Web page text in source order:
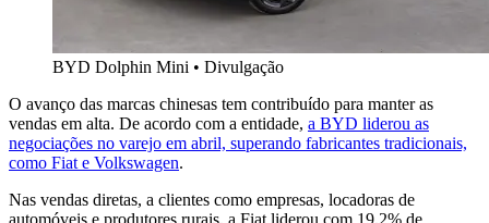
BYD Dolphin Mini • Divulgação
O avanço das marcas chinesas tem contribuído para manter as
vendas em alta. De acordo com a entidade, a BYD liderou as
negociações no varejo em abril, superando fabricantes tradicionais,
como Fiat e Volkswagen.
Nas vendas diretas, a clientes como empresas, locadoras de